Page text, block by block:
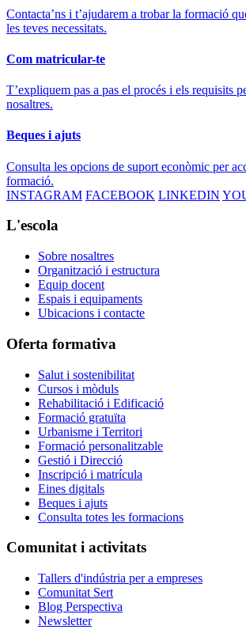
Contacta’ns i t’ajudarem a trobar la formació
les teves necessitats.
Com matricular-te
T’expliquem pas a pas el procés i els requisits
nosaltres.
Beques i ajuts
Consulta les opcions de suport econòmic per
formació.
INSTAGRAM FACEBOOK LINKEDIN
L'escola
Sobre nosaltres
Organització i estructura
Equip docent
Espais i equipaments
Ubicacions i contacte
Oferta formativa
Salut i sostenibilitat
Cursos i mòduls
Rehabilitació i Edificació
Formació gratuïta
Urbanisme i Territori
Formació personalitzable
Gestió i Direcció
Inscripció i matrícula
Eines digitals
Beques i ajuts
Consulta totes les formacions
Comunitat i activitats
Tallers d'indústria per a empreses
Comunitat Sert
Blog Perspectiva
Newsletter